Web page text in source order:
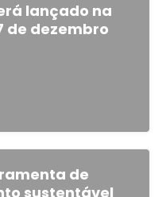
lançado na
de dezembro
de
sustentável